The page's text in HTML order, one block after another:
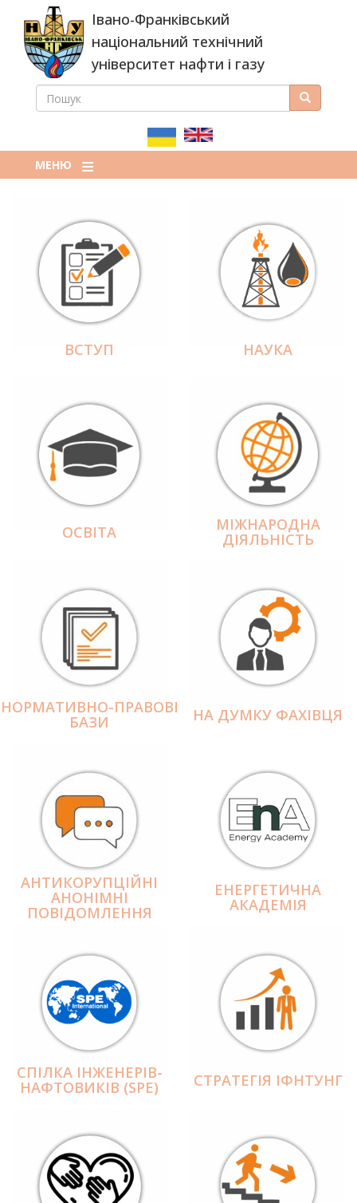
основного
вмісту
Івано-Франківський
національний технічний
університет нафти і газу
ПОШУКОВА
ПОШУК Пошук
МЕНЮ
ВСТУП НАУКА
ОСВІТА МІЖНАРОДНА
ДІЯЛЬНІCТЬ
НОРМАТИВНО-ПРАВОВІ
БАЗИ НА ДУМКУ ФАХІВЦЯ
АНТИКОРУПЦІЙНІ
АНОНІМНІ
ПОВІДОМЛЕННЯ
ЕНЕРГЕТИЧНА
АКАДЕМІЯ
СПІЛКА ІНЖЕНЕРІВ-
НАФТОВИКІВ (SPE) СТРАТЕГІЯ ІФНТУНГ